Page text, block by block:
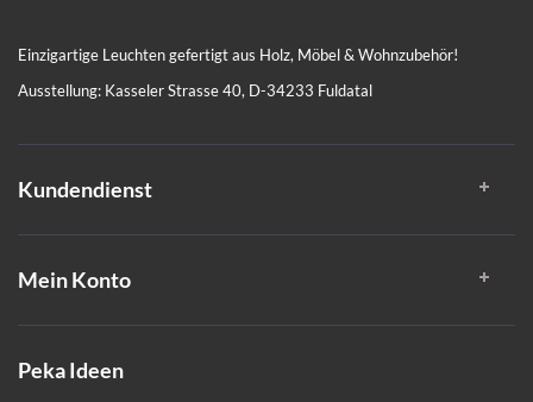
Einzigartige Leuchten gefertigt aus Holz, Möbel & Wohnzubehör!
Ausstellung: Kasseler Strasse 40, D-34233 Fuldatal
Kundendienst
Mein Konto
Peka Ideen